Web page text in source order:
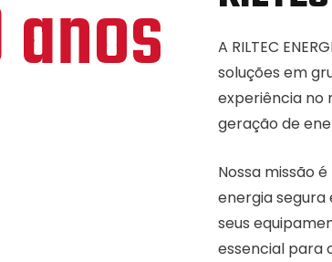
A RILTEC
soluções em
experiência no
geração de
Nossa missão
energia
seus
essencial para